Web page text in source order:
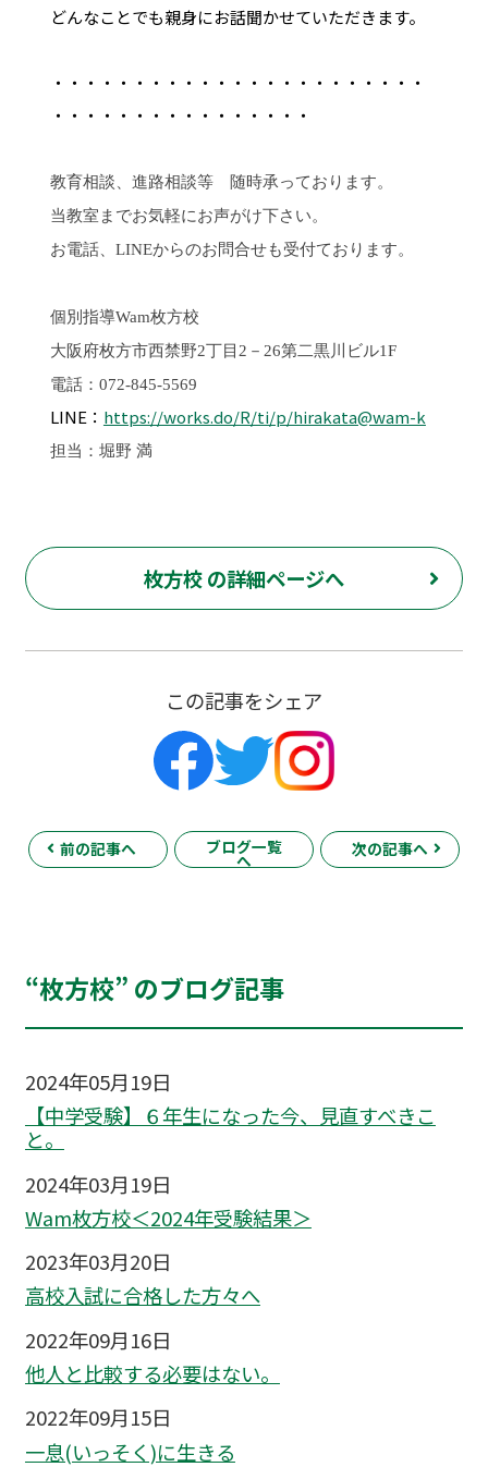
どんなことでも親身にお話聞かせていただきます。
・・・・・・・・・・・・・・・・・・・・・・・
・・・・・・・・・・・・・・・・
教育相談、進路相談等 随時承っております。
当教室までお気軽にお声がけ下さい。
お電話、LINEからのお問合せも受付ております。
個別指導Wam枚方校
大阪府枚方市西禁野2丁目2－26第二黒川ビル1F
電話：072-845-5569
LINE： https://works.do/R/ti/p/hirakata@wam-k
担当：堀野 満
枚方校 の詳細ページへ
この記事をシェア
前の記事へ ブログ一覧
へ
次の記事へ
“枚方校” のブログ記事
2024年05月19日
【中学受験】６年生になった今、見直すべきこ
と。
2024年03月19日
Wam枚方校＜2024年受験結果＞
2023年03月20日
高校入試に合格した方々へ
2022年09月16日
他人と比較する必要はない。
2022年09月15日
一息(いっそく)に生きる